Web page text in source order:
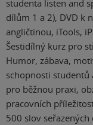
studenta listen and
dílům 1 a 2), DVD k
angličtinou, iTools,
Šestidílný kurz pro
Humor, zábava,
schopnosti
pro běžnou praxi,
pracovních
500 slov